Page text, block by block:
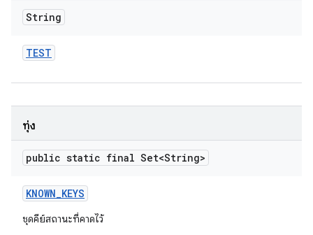
String
TEST
ทุ่ง
public static final Set<String>
KNOWN_KEYS
ชุดคีย์สถานะที่คาดไว้